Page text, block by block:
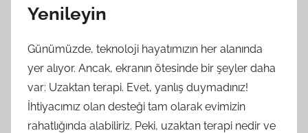
Yenileyin
Günümüzde, teknoloji hayatımızın her alanında
yer alıyor. Ancak, ekranın ötesinde bir şeyler daha
var: Uzaktan terapi. Evet, yanlış duymadınız!
İhtiyacımız olan desteği tam olarak evimizin
rahatlığında alabiliriz. Peki, uzaktan terapi nedir ve